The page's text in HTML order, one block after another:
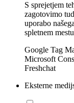
S sprejetjem
zagotovimo
uporabo
spletnem
Google Tag
Microsoft
Freshchat
Eksterne